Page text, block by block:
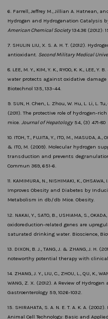
6. Farrell, Jeffrey M., Jillian A. Hatnean,
Hydrogen and Hydrogenation Catalysis
American Chemical Society134.38 (2012):
7. SHULIN LIU, X. S. A. H. T. (2012).
antioxidant. Second Military Medical
8. LEE, M. Y., KIM, Y. K., RYOO, K. K., LEE,
water protects against oxidative damage
Biotechnol 135, 133-44.
9. SUN, H. Chen, L. Zhou, W. Hu, L. Li, L.
(2011). The protective role of hydrogen-
mice. Journal of Hepatology54, (3) 471-80
10. ITOH, T., FUJITA, Y., ITO, M., MASUDA, A.,
& ITO, M. (2009). Molecular hydrogen
transduction and prevents
Commun 389, 651-6.
11. KAMIMURA, N., NISHIMAKI, K.,
Improves Obesity and Diabetes by
Metabolism in db/db Mice. Obesity.
12. NAKAI, Y., SATO, B., USHIAMA, S.,
oxidoreduction-related genes are
saturated drinking water. Bioscience,
13. DIXON, B. J., TANG, J. & ZHANG, J. H.
noteworthy potential therapy with clinical
14. ZHANG, J. Y., LIU, C., ZHOU, L., QU, K.,
WANG, Z. X. (2012). A Review of
Gastroenterology 59, 1026-1032.
15. SHIRAHATA, S. A. N. E. T. A. K. A.
Animal Cell Technology: Basic and